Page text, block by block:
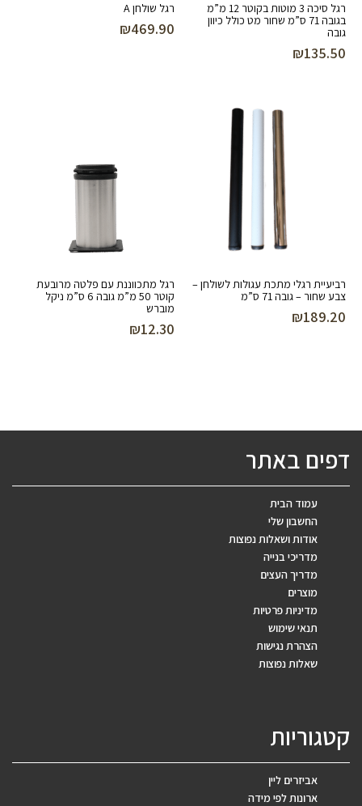
רגל סיכה 3 מוטות בקוטר 12 מ”מ
בגובה 71 ס”מ שחור מט כולל כיוון
גובה
₪135.50
רגל שולחן A
₪469.90
רביעיית רגלי מתכת עגולות לשולחן –
צבע שחור – גובה 71 ס”מ
₪189.20
רגל מתכווננת עם פלטה מרובעת
קוטר 50 מ”מ גובה 6 ס”מ ניקל
מוברש
₪12.30
דפים באתר
עמוד הבית
החשבון שלי
אודות ושאלות נפוצות
מדריכי בנייה
מדריך העצים
מוצרים
מדיניות פרטיות
תנאי שימוש
הצהרת נגישות
שאלות נפוצות
קטגוריות
אביזרים ליין
ארונות לפי מידה